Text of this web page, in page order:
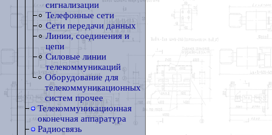
сигнализации
Телефонные сети
Сети передачи данных
Линии, соединения и
цепи
Силовые линии
телекоммуникаций
Оборудование для
телекоммуникационных
систем прочее
Телекоммуникационная
оконечная аппаратура
Радиосвязь